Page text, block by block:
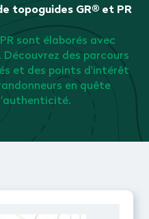
topoguides GR® et PR
sont élaborés avec
Découvrez des parcours
et des points d'intérêt
en quête